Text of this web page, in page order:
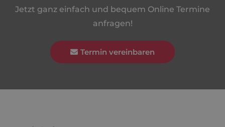
Jetzt ganz einfach und bequem Online Termine
anfragen!
Termin vereinbaren